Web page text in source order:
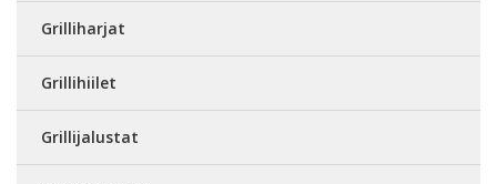
Grilliharjat
Grillihiilet
Grillijalustat